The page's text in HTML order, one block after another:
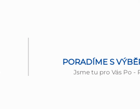
PORADÍME S
Jsme tu pro Vás Po -